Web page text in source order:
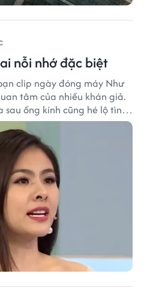
nỗi nhớ đặc biệt
clip ngày đóng máy Như
tâm của nhiều khán giả.
ống kính cũng hé lộ tình
dành cho ê-kíp bộ phim.